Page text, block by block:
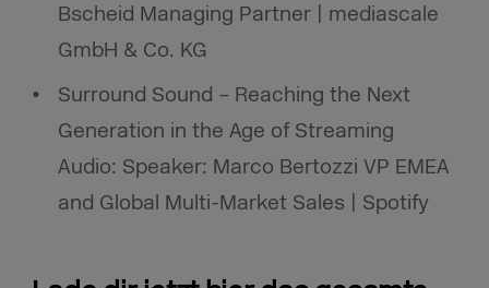
Bscheid Managing Partner | mediascale
GmbH & Co. KG
Surround Sound – Reaching the Next
Generation in the Age of Streaming
Audio: Speaker: Marco Bertozzi VP EMEA
and Global Multi-Market Sales | Spotify